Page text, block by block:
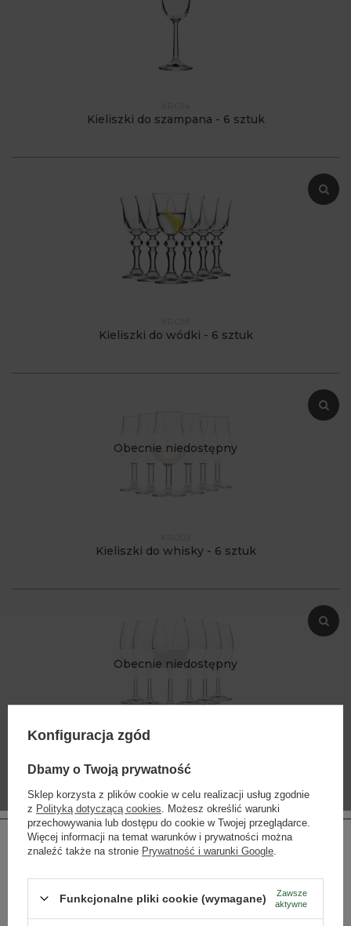
Kieliszki do szampana - 6 sztuk
Kieliszki do wódki - 6 sztuk
Obecnie niedostępny
Kieliszki do whisky - 6 sztuk
Obecnie niedostępny
Kieliszki do czerwonego wina - 6 sztuk
Obecnie niedostępny
Konfiguracja zgód
Dbamy o Twoją prywatność
Sklep korzysta z plików cookie w celu realizacji usług zgodnie
z Polityką dotyczącą cookies . Możesz określić warunki
przechowywania lub dostępu do cookie w Twojej przeglądarce.
Więcej informacji na temat warunków i prywatności można
znaleźć także na stronie Prywatność i warunki Google
Funkcjonalne pliki cookie (wymagane)
Zawsze
aktywne